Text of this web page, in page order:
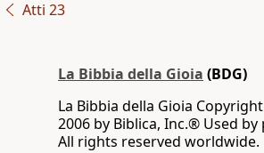
Atti 23
La Bibbia della Gioia (BDG)
La Bibbia della Gioia
2006 by Biblica, Inc.® Used
All rights reserved worldwide.